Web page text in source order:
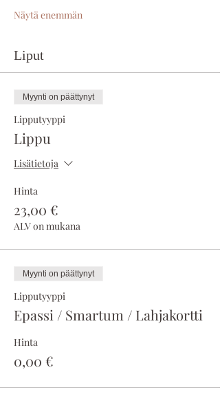
Näytä enemmän
Liput
Myynti on päättynyt
Lipputyyppi
Lippu
Lisätietoja
Hinta
23,00 €
ALV on mukana
Myynti on päättynyt
Lipputyyppi
Epassi / Smartum / Lahjakortti
Hinta
0,00 €